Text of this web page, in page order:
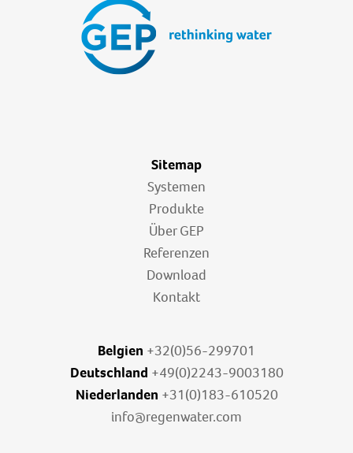
Sitemap
Systemen
Produkte
Über GEP
Referenzen
Download
Kontakt
Belgien +32(0)56-299701
Deutschland +49(0)2243-9003180
Niederlanden +31(0)183-610520
info@regenwater.com